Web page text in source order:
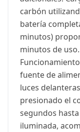
carbón
batería
minutos)
minutos de
fuente de
luces
presionado el
segundos
iluminada,